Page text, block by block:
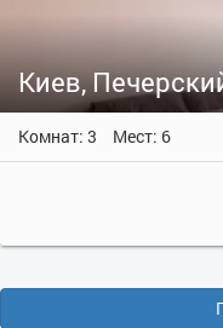
Киев,
Комнат: 3 Мест: 6